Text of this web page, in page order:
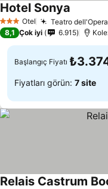
3 YıldızOtel Teatro
Hotel Sonya
8,1 Çok iyi 6.915
Başlangıç Fiyatı
Fiyatları görün: 7 site
Relais Castrum